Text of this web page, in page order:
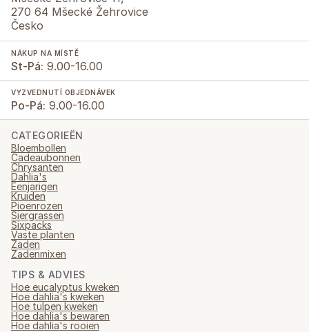
270 64 Mšecké Žehrovice
Česko
NÁKUP NA MÍSTĚ
St-Pá: 9.00-16.00
VYZVEDNUTÍ OBJEDNÁVEK
Po-Pá: 9.00-16.00
CATEGORIEËN
Bloembollen
Cadeaubonnen
Chrysanten
Dahlia's
Eenjarigen
Kruiden
Pioenrozen
Siergrassen
Sixpacks
Vaste planten
Zaden
Zadenmixen
TIPS & ADVIES
Hoe eucalyptus kweken
Hoe dahlia's kweken
Hoe tulpen kweken
Hoe dahlia's bewaren
Hoe dahlia's rooien